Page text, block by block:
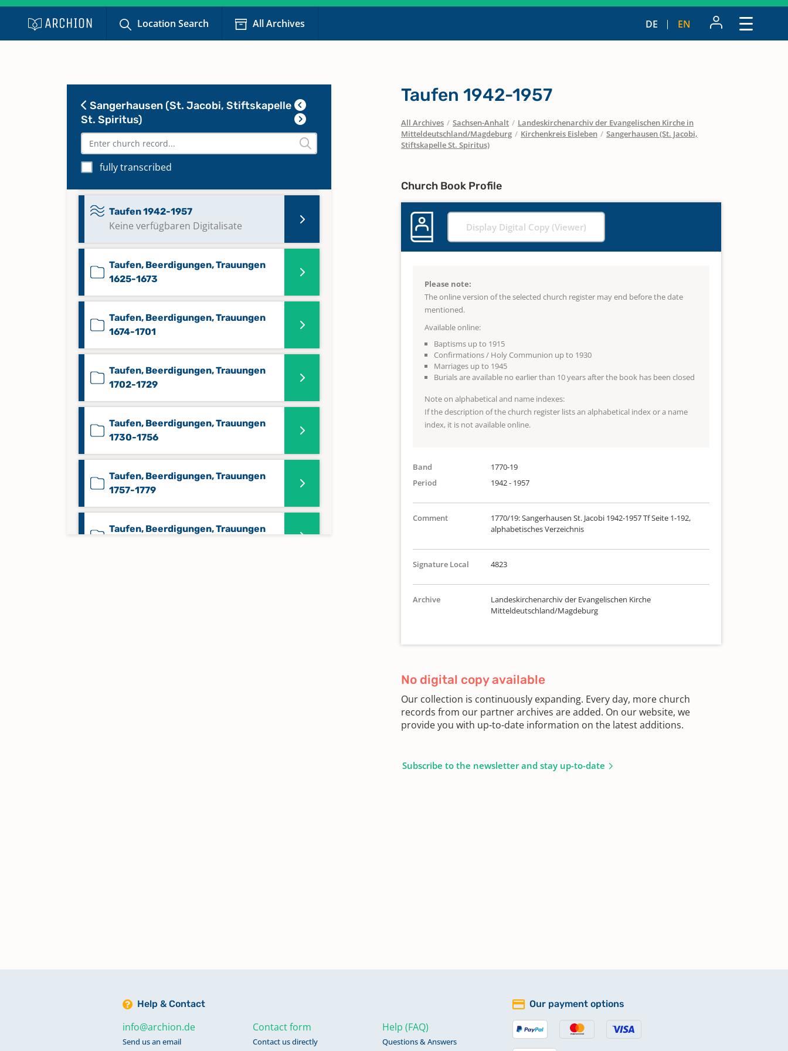
Location Search All Archives DE EN
Sangerhausen (St. Jacobi, Stiftskapelle
St. Spiritus)
fully transcribed
Taufen 1879-1891
Taufen 1917-1941
Keine verfügbaren Digitalisate
Taufen 1919-1947
Keine verfügbaren Digitalisate
Taufen 1942-1957
Keine verfügbaren Digitalisate
Taufen, Beerdigungen, Trauungen
1625-1673
Taufen, Beerdigungen, Trauungen
1674-1701
Taufen, Beerdigungen, Trauungen
1702-1729
Taufen, Beerdigungen, Trauungen
1730-1756
Taufen, Beerdigungen, Trauungen
1757-1779
Taufen, Beerdigungen, Trauungen
Taufen 1942-1957
All Archives / Sachsen-Anhalt / Landeskirchenarchiv der Evangelischen Kirche in
Mitteldeutschland/Magdeburg / Kirchenkreis Eisleben / Sangerhausen (St. Jacobi,
Stiftskapelle St. Spiritus)
Church Book Profile
Display Digital Copy (Viewer)
Please note:
The online version of the selected church register may end before the date
mentioned.
Available online:
Baptisms up to 1915
Confirmations / Holy Communion up to 1930
Marriages up to 1945
Burials are available no earlier than 10 years after the book has been closed
Note on alphabetical and name indexes:
If the description of the church register lists an alphabetical index or a name
index, it is not available online.
Band
1770-19
Period
1942 - 1957
Comment
1770/19: Sangerhausen St. Jacobi 1942-1957 Tf Seite 1-192,
alphabetisches Verzeichnis
Signature Local 4823
Archive
Landeskirchenarchiv der Evangelischen Kirche
Mitteldeutschland/Magdeburg
No digital copy available
Our collection is continuously expanding. Every day, more church
records from our partner archives are added. On our website, we
provide you with up-to-date information on the latest additions.
Subscribe to the newsletter and stay up-to-date
Help & Contact
info@archion.de
Send us an email
Contact form
Contact us directly
Help (FAQ)
Questions & Answers
Our payment options